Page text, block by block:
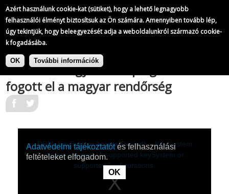
Azért használunk cookie-kat (sütiket), hogy a lehető legnagyobb
felhasználói élményt biztosítsuk az Ön számára. Amennyiben tovább lép,
úgy tekintjük, hogy beleegyezését adja a weboldalunkról származó cookie-
k fogadásába.
OK További információk
Ugrás
A Magyar Televízió híradói
171/823
A Magyar Televízió híradói
Valutázó lengyel állampolgárokat
fogott el a magyar rendőrség